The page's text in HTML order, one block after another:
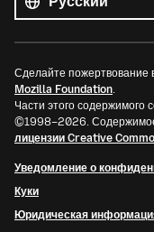
Сделайте пожертвование
Mozilla Foundation.
Части этого содержимого
©1998–2026. Содержимое
лицензии Creative
Уведомление о
Куки
Юридическая